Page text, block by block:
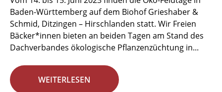
Baden-Württemberg auf dem Biohof Grieshaber &
Schmid, Ditzingen – Hirschlanden statt. Wir Freien
Bäcker*innen bieten an beiden Tagen am Stand des
Dachverbandes ökologische Pflanzenzüchtung in...
WEITERLESEN